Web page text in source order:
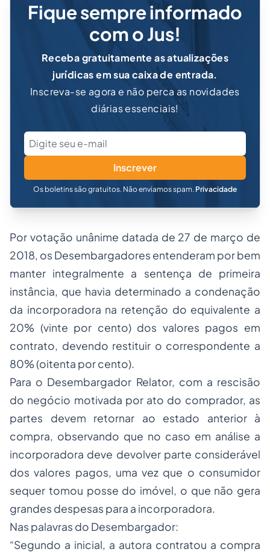
Fique sempre informado
com o Jus!
Receba gratuitamente as atualizações
jurídicas em sua caixa de entrada.
Inscreva-se agora e não perca as novidades
diárias essenciais!
Inscrever
Os boletins são gratuitos. Não enviamos spam. Privacidade
Por votação unânime datada de 27 de março de
2018, os Desembargadores entenderam por bem
manter integralmente a sentença de primeira
instância, que havia determinado a condenação
da incorporadora na retenção do equivalente a
20% (vinte por cento) dos valores pagos em
contrato, devendo restituir o correspondente a
80% (oitenta por cento).
Para o Desembargador Relator, com a rescisão
do negócio motivada por ato do comprador, as
partes devem retornar ao estado anterior à
compra, observando que no caso em análise a
incorporadora deve devolver parte considerável
dos valores pagos, uma vez que o consumidor
sequer tomou posse do imóvel, o que não gera
grandes despesas para a incorporadora.
Nas palavras do Desembargador:
“Segundo a inicial, a autora contratou a compra